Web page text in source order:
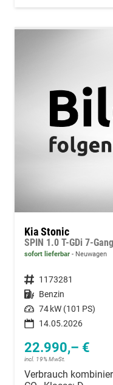
Kia Stonic
SPIN 1.0 T-GDi 7-
sofort lieferbar Neuwagen
Fahrzeugnummer 1173281
Kraftstoff Benzin
Leistung 74 kW (101 PS)
14.05.2026
22.990,– €
incl. 19% MwSt.
Verbrauch